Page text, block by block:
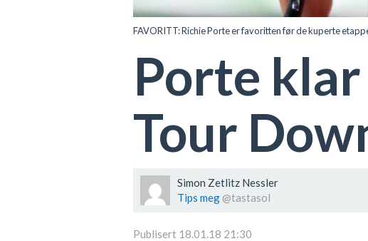
FAVORITT: Richie Porte er favoritten før de kuperte
Porte
Tour
Simon Zetlitz Nessler
Tips meg @tastasol
Publisert 18.01.18 21:30